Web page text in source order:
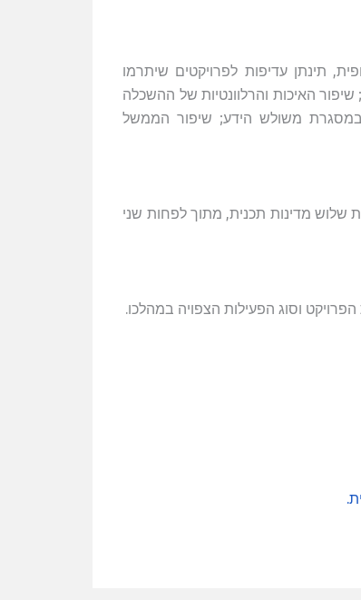
תינתן עדיפות לפרויקטים שיתרמו
האיכות והרלוונטיות של ההשכלה
במסגרת משולש הידע; שיפור הממשל
שלוש מדינות תכנית, מתוך לפחות שני
.